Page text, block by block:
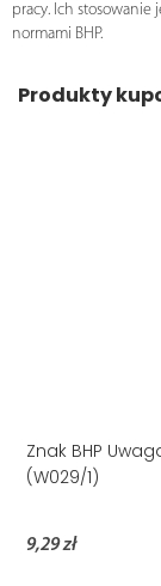
pracy. Ich
normami BHP.
Produkty
Znak BHP
(W029/1)
9,29 zł